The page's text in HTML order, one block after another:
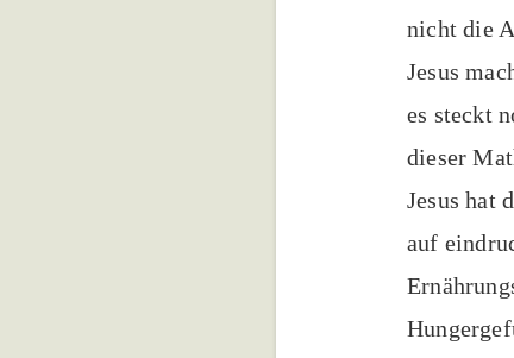
nicht die
Jesus
es steckt
dieser
Jesus hat
auf